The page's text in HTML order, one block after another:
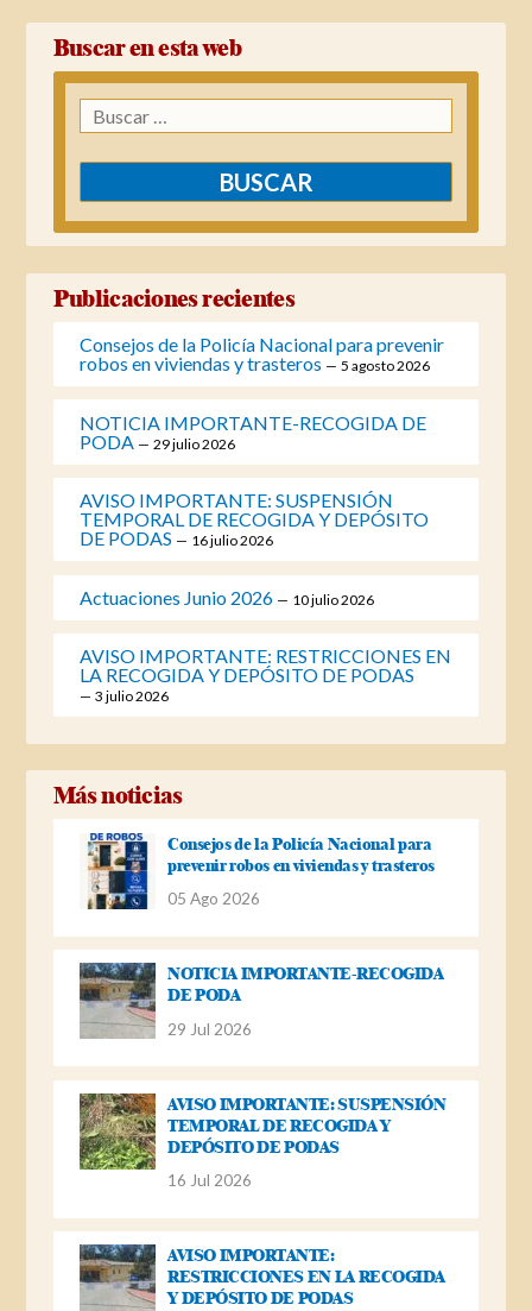
Buscar en esta web
Buscar:
Publicaciones recientes
Consejos de la Policía Nacional para prevenir
robos en viviendas y trasteros
5 agosto 2026
NOTICIA IMPORTANTE-RECOGIDA DE
PODA
29 julio 2026
AVISO IMPORTANTE: SUSPENSIÓN
TEMPORAL DE RECOGIDA Y DEPÓSITO
DE PODAS
16 julio 2026
Actuaciones Junio 2026 10 julio 2026
AVISO IMPORTANTE: RESTRICCIONES EN
LA RECOGIDA Y DEPÓSITO DE PODAS
3 julio 2026
Más noticias
Consejos de la Policía Nacional para
prevenir robos en viviendas y trasteros
05 Ago 2026
NOTICIA IMPORTANTE-RECOGIDA
DE PODA
29 Jul 2026
AVISO IMPORTANTE: SUSPENSIÓN
TEMPORAL DE RECOGIDA Y
DEPÓSITO DE PODAS
16 Jul 2026
AVISO IMPORTANTE:
RESTRICCIONES EN LA RECOGIDA
Y DEPÓSITO DE PODAS